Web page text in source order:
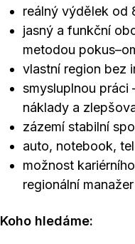
reálný výdělek od
jasný a funkční
metodou
vlastní region bez
smysluplnou práci
náklady a
zázemí stabilní
auto, notebook,
možnost
regionální manažer
Koho hledáme: